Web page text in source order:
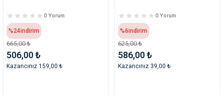
0 Yorum
%24indirim
665,00 ₺
506,00 ₺
Kazancınız 159,00 ₺
0 Yorum
%6indirim
625,00 ₺
586,00 ₺
Kazancınız 39,00 ₺